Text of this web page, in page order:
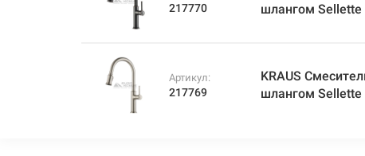
217770
шлангом Sellette
Артикул:
217769
KRAUS
шлангом Sellette